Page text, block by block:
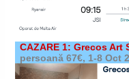
CAZARE 1: Grecos Art
persoană 67€, 1-8 Oct